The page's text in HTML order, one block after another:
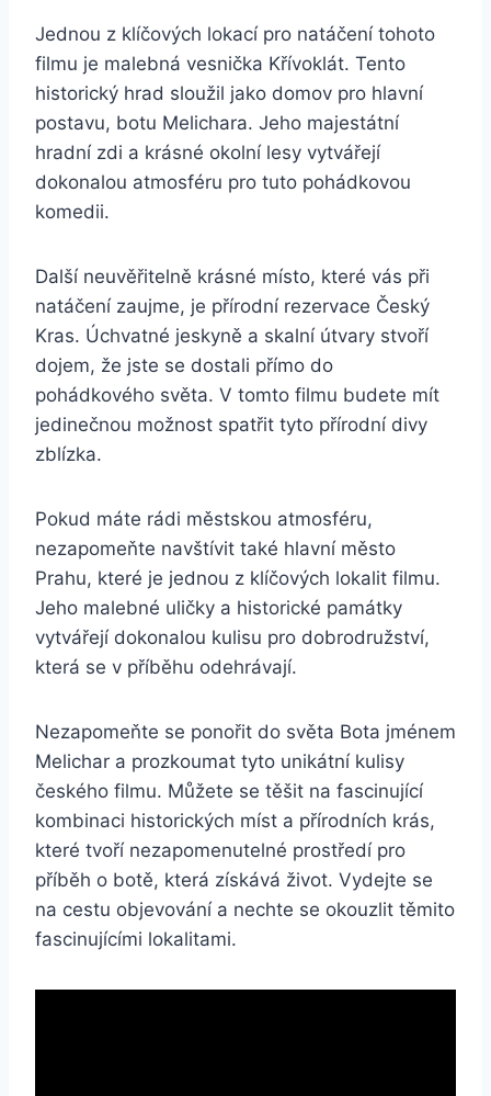
Jednou z klíčových lokací pro natáčení tohoto
filmu je malebná vesnička ​Křívoklát. ‌Tento
historický​ hrad sloužil jako domov pro hlavní
postavu, botu Melichara. Jeho majestátní
hradní zdi a krásné okolní lesy vytvářejí⁤
dokonalou atmosféru pro tuto pohádkovou
komedii.
Další neuvěřitelně krásné místo, které​ vás při
natáčení zaujme, je přírodní rezervace Český
Kras. Úchvatné jeskyně a skalní útvary stvoří
dojem, že jste⁣ se dostali přímo do
pohádkového světa. ⁣V tomto filmu budete mít
jedinečnou možnost spatřit tyto ⁤přírodní divy
zblízka.
Pokud máte rádi městskou⁢ atmosféru,
nezapomeňte ⁢navštívit také hlavní město
Prahu, které⁤ je jednou z klíčových lokalit filmu.
Jeho malebné uličky a historické⁤ památky
vytvářejí dokonalou kulisu pro dobrodružství,
která se v příběhu odehrávají.
Nezapomeňte ⁢se ⁣ponořit ⁤do světa Bota jménem
⁤Melichar a prozkoumat tyto‌ unikátní⁣ kulisy
⁣českého filmu. Můžete se těšit na fascinující
kombinaci historických míst ⁢a přírodních krás,
⁤které tvoří nezapomenutelné prostředí pro
příběh o botě, která⁣ získává život. Vydejte ‌se
na ⁢cestu ⁢objevování a nechte se⁤ okouzlit ⁢těmito‌
fascinujícími lokalitami.